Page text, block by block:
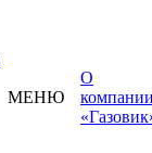
МЕНЮ
О